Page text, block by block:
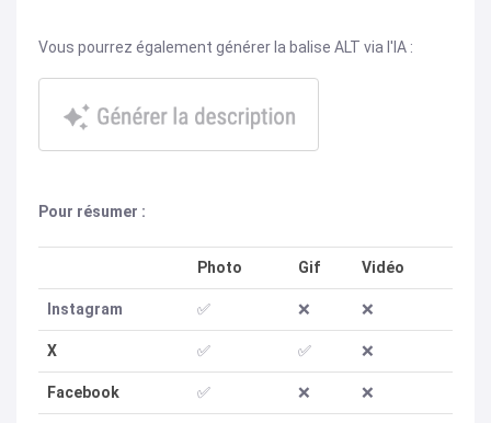
Vous pourrez également générer la balise ALT via l'IA :
Pour résumer :
Photo Gif Vidéo
Instagram ✅ ❌ ❌
X ✅ ✅ ❌
Facebook ✅ ❌ ❌